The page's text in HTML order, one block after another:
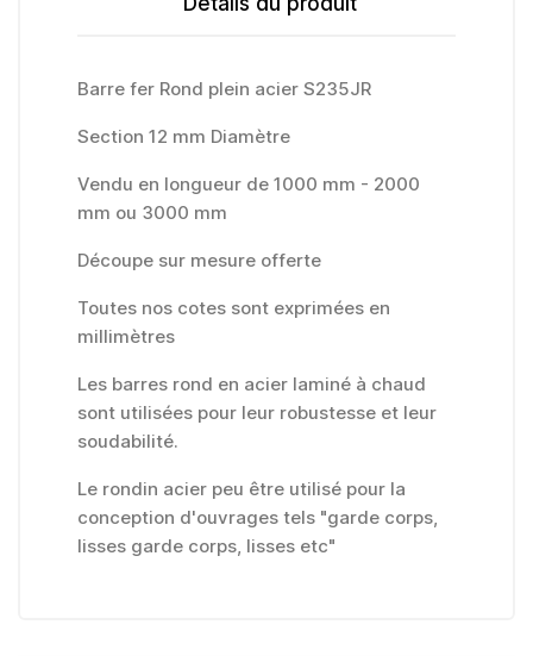
Barre fer Rond plein acier S235JR
Section 12 mm Diamètre
Vendu en longueur de 1000 mm - 2000
mm ou 3000 mm
Découpe sur mesure offerte
Toutes nos cotes sont exprimées en
millimètres
Les barres rond en acier laminé à chaud
sont utilisées pour leur robustesse et leur
soudabilité.
Le rondin acier peu être utilisé pour la
conception d'ouvrages tels "garde corps,
lisses garde corps, lisses etc"